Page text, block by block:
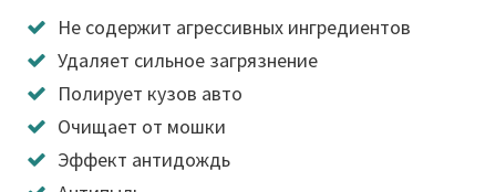
Не содержит агрессивных ингредиентов
Удаляет сильное загрязнение
Полирует кузов авто
Очищает от мошки
Эффект антидождь